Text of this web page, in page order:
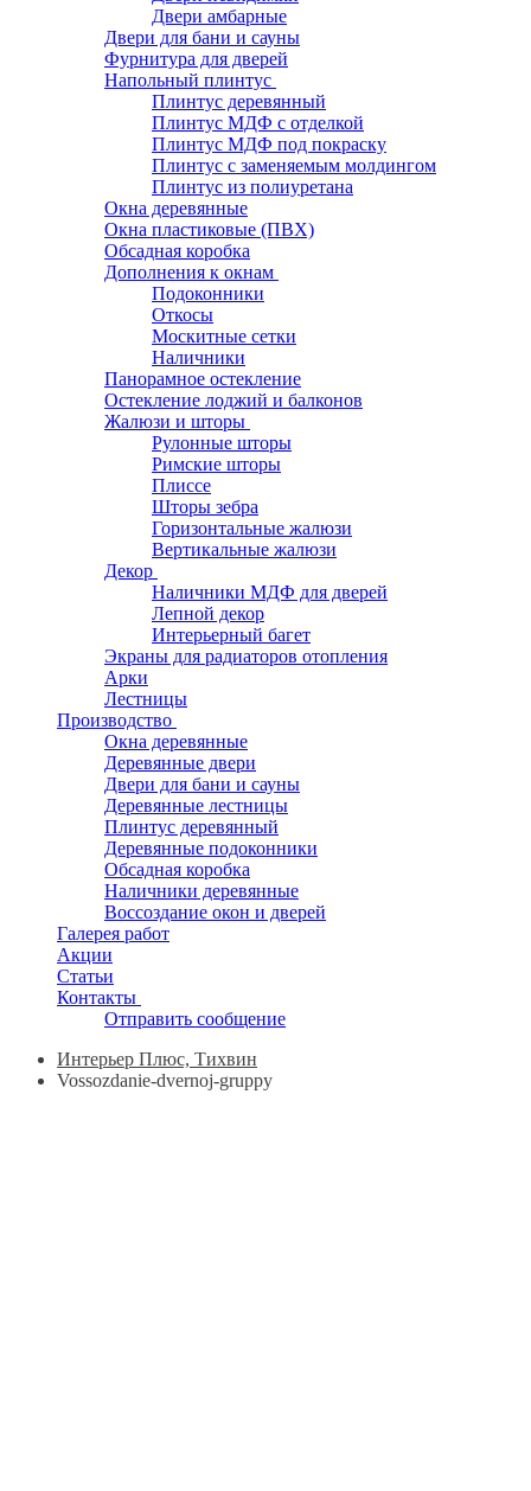
Двери амбарные
Двери для бани и сауны
Фурнитура для дверей
Напольный плинтус
Плинтус деревянный
Плинтус МДФ с отделкой
Плинтус МДФ под покраску
Плинтус с заменяемым молдингом
Плинтус из полиуретана
Окна деревянные
Окна пластиковые (ПВХ)
Обсадная коробка
Дополнения к окнам
Подоконники
Откосы
Москитные сетки
Наличники
Панорамное остекление
Остекление лоджий и балконов
Жалюзи и шторы
Рулонные шторы
Римские шторы
Плиссе
Шторы зебра
Горизонтальные жалюзи
Вертикальные жалюзи
Декор
Наличники МДФ для дверей
Лепной декор
Интерьерный багет
Экраны для радиаторов отопления
Арки
Лестницы
Производство
Окна деревянные
Деревянные двери
Двери для бани и сауны
Деревянные лестницы
Плинтус деревянный
Деревянные подоконники
Обсадная коробка
Наличники деревянные
Воссоздание окон и дверей
Галерея работ
Акции
Статьи
Контакты
Отправить сообщение
Интерьер Плюс, Тихвин
Vossozdanie-dvernoj-gruppy